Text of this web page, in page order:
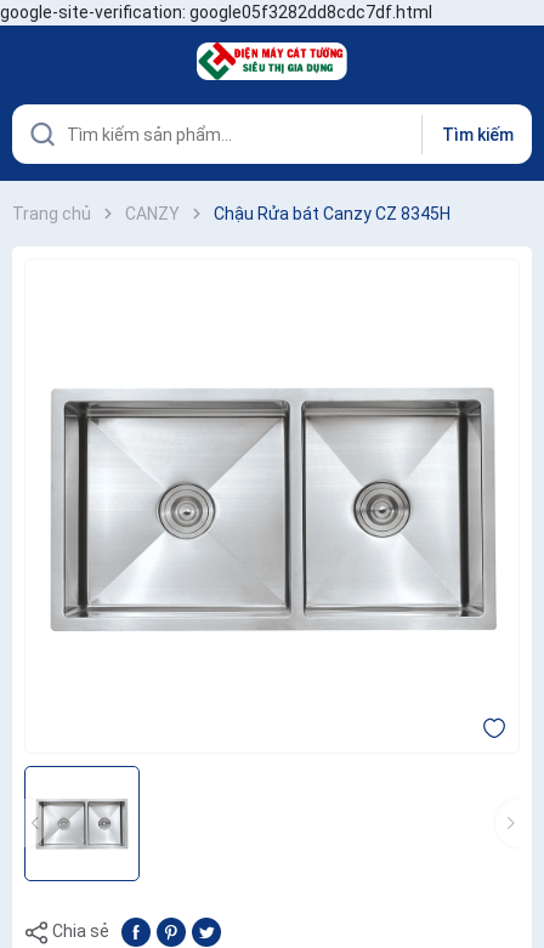
google-site-verification: google05f3282dd8cdc7df.html
Tìm kiếm
Trang chủ CANZY Chậu Rửa bát Canzy CZ 8345H
Chia sẻ